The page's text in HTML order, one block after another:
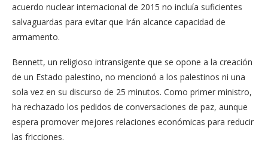
acuerdo nuclear internacional de 2015 no incluía suficientes
salvaguardas para evitar que Irán alcance capacidad de
armamento.
Bennett, un religioso intransigente que se opone a la creación
de un Estado palestino, no mencionó a los palestinos ni una
sola vez en su discurso de 25 minutos. Como primer ministro,
ha rechazado los pedidos de conversaciones de paz, aunque
espera promover mejores relaciones económicas para reducir
las fricciones.